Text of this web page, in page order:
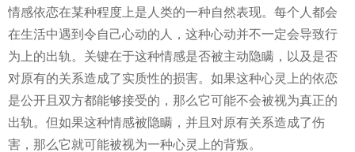
情感依恋在某种程度上是人类的一种自然表现。每个人都会
在生活中遇到令自己心动的人，这种心动并不一定会导致行
为上的出轨。关键在于这种情感是否被主动隐瞒，以及是否
对原有的关系造成了实质性的损害。如果这种心灵上的依恋
是公开且双方都能够接受的，那么它可能不会被视为真正的
出轨。但如果这种情感被隐瞒，并且对原有关系造成了伤
害，那么它就可能被视为一种心灵上的背叛。